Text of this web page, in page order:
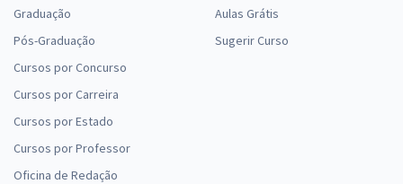
Graduação
Pós-Graduação
Cursos por Concurso
Cursos por Carreira
Cursos por Estado
Cursos por Professor
Oficina de Redação
Aulas Grátis
Sugerir Curso